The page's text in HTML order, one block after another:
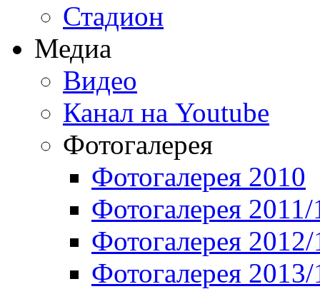
Стадион
Медиа
Видео
Канал на Youtube
Фотогалерея
Фотогалерея 2010
Фотогалерея 2011/
Фотогалерея
Фотогалерея